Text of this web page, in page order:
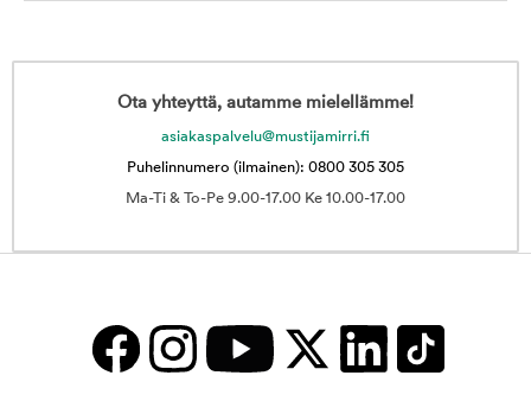
Ota yhteyttä, autamme mielellämme!
asiakaspalvelu@mustijamirri.fi
Puhelinnumero (ilmainen): 0800 305 305
Ma-Ti & To-Pe 9.00-17.00 Ke 10.00-17.00